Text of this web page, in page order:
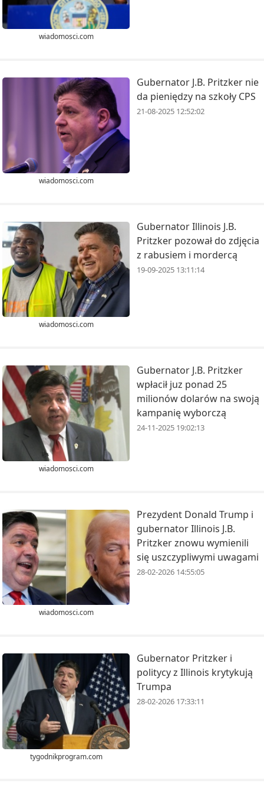
wiadomosci.com
wiadomosci.com
Gubernator J.B. Pritzker nie
da pieniędzy na szkoły CPS
21-08-2025 12:52:02
wiadomosci.com
Gubernator Illinois J.B.
Pritzker pozował do zdjęcia
z rabusiem i mordercą
19-09-2025 13:11:14
wiadomosci.com
Gubernator J.B. Pritzker
wpłacił juz ponad 25
milionów dolarów na swoją
kampanię wyborczą
24-11-2025 19:02:13
wiadomosci.com
Prezydent Donald Trump i
gubernator Illinois J.B.
Pritzker znowu wymienili
się uszczypliwymi uwagami
28-02-2026 14:55:05
tygodnikprogram.com
Gubernator Pritzker i
politycy z Illinois krytykują
Trumpa
28-02-2026 17:33:11